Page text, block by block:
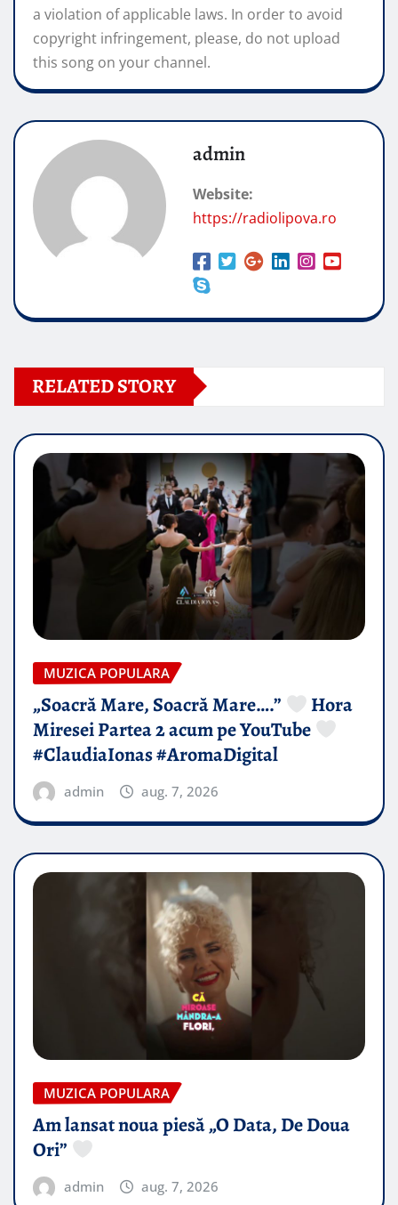
a violation of applicable laws. In order to avoid
copyright infringement, please, do not upload
this song on your channel.
admin
Website:
https://radiolipova.ro
RELATED STORY
MUZICA POPULARA
„Soacră Mare, Soacră Mare….”
Hora
Miresei Partea 2 acum pe YouTube
#ClaudiaIonas #AromaDigital
admin aug. 7, 2026
MUZICA POPULARA
Am lansat noua piesă „O Data, De Doua
Ori”
admin aug. 7, 2026